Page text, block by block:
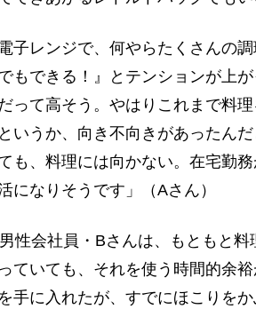
子レンジで、何やらたくさんの
もできる！』とテンションが上
って高そう。やはりこれまで料
いうか、向き不向きがあったん
も、料理には向かない。在宅勤
になりそうです」（Aさん）
性会社員・Bさんは、もともと料
ていても、それを使う時間的余
手に入れたが、すでにほこりをか